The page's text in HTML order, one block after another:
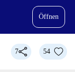
Öffnen
7 54